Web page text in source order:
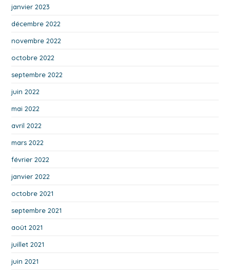
janvier 2023
décembre 2022
novembre 2022
octobre 2022
septembre 2022
juin 2022
mai 2022
avril 2022
mars 2022
février 2022
janvier 2022
octobre 2021
septembre 2021
août 2021
juillet 2021
juin 2021